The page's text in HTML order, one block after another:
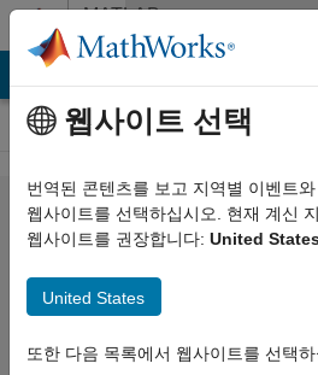
콘텐츠로 바로 가기
MATLAB
Answers
RecursionLimit
reached
without
applying
recursion
웹사이트 선택
번역된 콘텐츠를 보고 지역별 이벤트
웹사이트를 선택하십시오. 현재 계신
웹사이트를 권장합니다: United
United States
또한 다음 목록에서 웹사이트를 선택